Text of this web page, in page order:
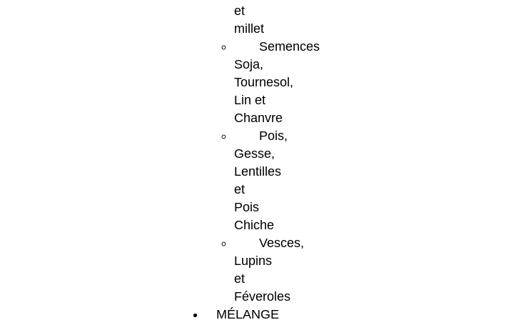
et
millet
Semences
Soja,
Tournesol,
Lin et
Chanvre
Pois,
Gesse,
Lentilles
et
Pois
Chiche
Vesces,
Lupins
et
Féveroles
MÉLANGE